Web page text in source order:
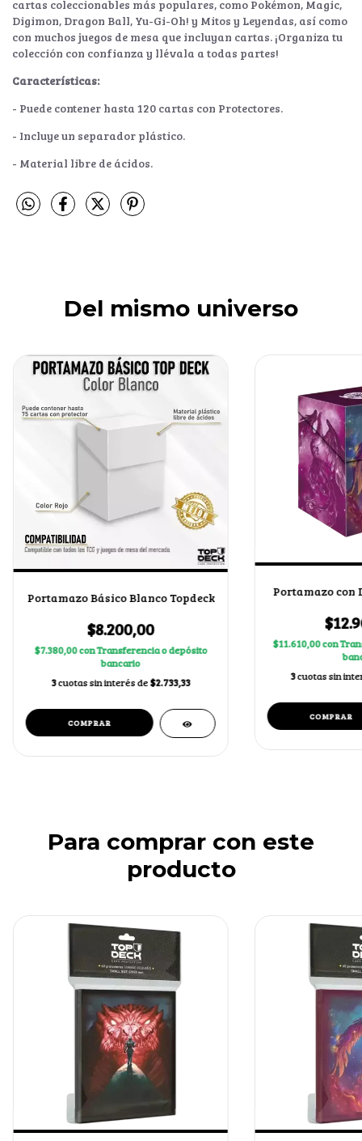
cartas coleccionables más populares, como Pokémon, Magic,
Digimon, Dragon Ball, Yu-Gi-Oh! y Mitos y Leyendas, así como
con muchos juegos de mesa que incluyan cartas. ¡Organiza tu
colección con confianza y llévala a todas partes!
Características:
- Puede contener hasta 120 cartas con Protectores.
- Incluye un separador plástico.
- Material libre de ácidos.
Del mismo universo
Portamazo Básico Blanco Topdeck
$8.200,00
$7.380,00conTransferencia o depósito
bancario
3cuotas sin interés de$2.733,33
Portamazo con
$11.610,00con
3cuotas sin
Para comprar con este
producto